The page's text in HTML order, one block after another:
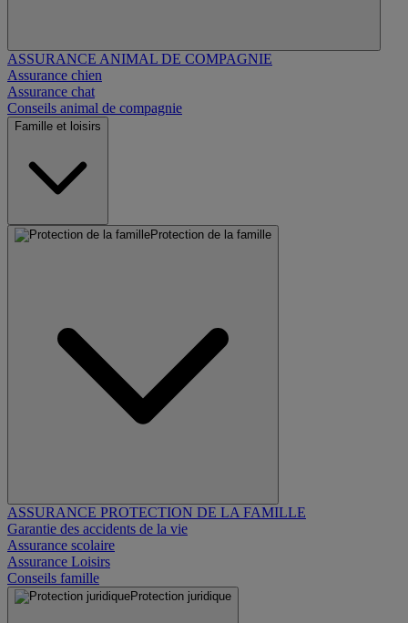
ASSURANCE ANIMAL DE COMPAGNIE
Assurance chien
Assurance chat
Conseils animal de compagnie
Famille et loisirs
Protection de la famille
ASSURANCE PROTECTION DE LA FAMILLE
Garantie des accidents de la vie
Assurance scolaire
Assurance Loisirs
Conseils famille
Protection juridique